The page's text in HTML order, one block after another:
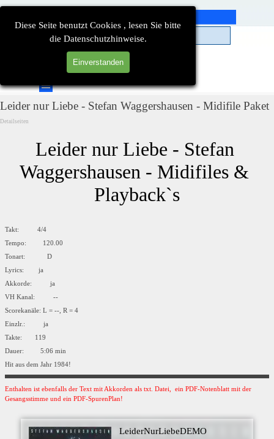
Diese Seite benutzt Cookies , lesen Sie bitte
die Datenschutzhinweise.
Einverstanden
Direkt zum Seiteninhalt
Menü überspringen
Leider nur Liebe - Stefan Waggershausen - Midifile Paket
Detailseiten
Leider nur Liebe - Stefan
Waggershausen - Midifiles &
Playback`s
Takt: 4/4
Tempo: 120.00
Tonart: D
Lyrics: ja
Akkorde: ja
VH Kanal: --
Scorekanäle: L = --, R = 4
Einzlr.: ja
Takte: 119
Dauer: 5:06 min
Hit aus dem Jahr 1984!
Enthalten ist ebenfalls der Text mit Akkorden als txt. Datei, ein PDF-Notenblatt mit der
Gesangsstimme und ein PDF-SpurenPlan!
LeiderNurLiebeDEMO